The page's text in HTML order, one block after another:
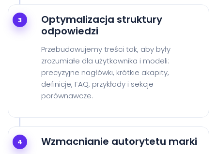
3
Optymalizacja struktury
odpowiedzi
Przebudowujemy treści tak, aby były
zrozumiałe dla użytkownika i modeli:
precyzyjne nagłówki, krótkie akapity,
definicje, FAQ, przykłady i sekcje
porównawcze.
4 Wzmacnianie autorytetu marki